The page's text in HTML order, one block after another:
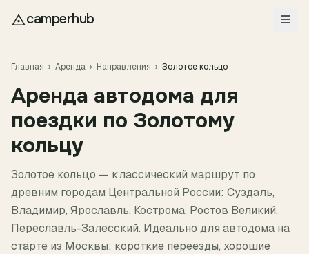
camperhub
Главная › Аренда › Направления › Золотое кольцо
Аренда автодома для
поездки по Золотому
кольцу
Золотое кольцо — классический маршрут по
древним городам Центральной России: Суздаль,
Владимир, Ярославль, Кострома, Ростов Великий,
Переславль-Залесский. Идеально для автодома на
старте из Москвы: короткие переезды, хорошие